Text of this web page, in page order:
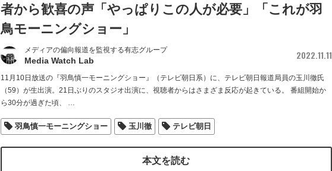
者から歓喜の声「やっぱりこの人が必要」「これが羽
鳥モーニングショー」
メディアの偏向報道を監視する有志グループ
Media Watch Lab 2022.11.11
11月10日放送の『羽鳥慎一モーニングショー』（テレビ朝日系）に、テレビ朝日報道局員の玉川徹氏
（59）が生出演。21日ぶりのスタジオ出演に、視聴者からはさまざま反応が起きている。 番組開始か
ら30分が過ぎた頃、
…
羽鳥慎一モーニングショー 玉川徹 テレビ朝日
本文を読む